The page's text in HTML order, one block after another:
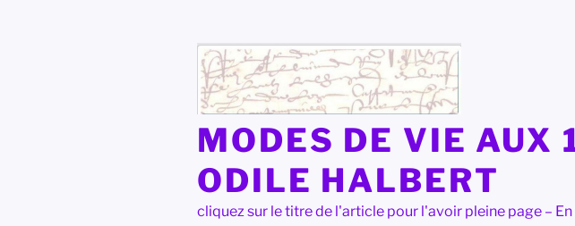
MODES DE VIE AUX
ODILE HALBERT
cliquez sur le titre de l'article pour l'avoir pleine page –